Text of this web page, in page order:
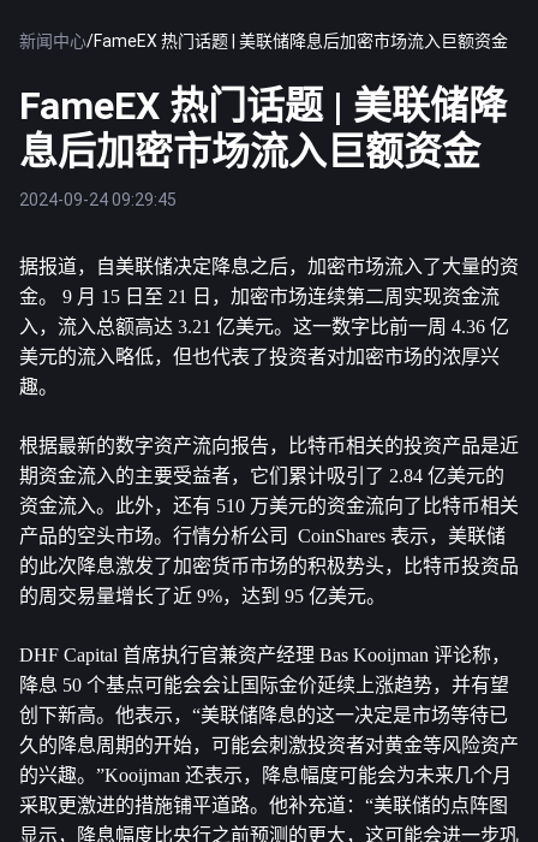
新闻中心/FameEX 热门话题 | 美联储降息后加密市场流入巨额资金
FameEX 热门话题 | 美联储降
息后加密市场流入巨额资金
2024-09-24 09:29:45
据报道，自美联储决定降息之后，加密市场流入了大量的资
金。 9 月 15 日至 21 日，加密市场连续第二周实现资金流
入，流入总额高达 3.21 亿美元。这一数字比前一周 4.36 亿
美元的流入略低，但也代表了投资者对加密市场的浓厚兴
趣。
根据最新的数字资产流向报告， 比特币相关的投资产品是近
期资金流入的主要受益者，它们累计吸引了 2.84 亿美元的
资金流入。此外，还有 510 万美元的资金流向了比特币相关
产品的空头市场。行情分析公司  CoinShares 表示，美联储
的此次降息激发了加密货币市场的积极势头，比特币投资品
的周交易量增长了近 9%，达到 95 亿美元。
DHF Capital 首席执行官兼资产经理 Bas Kooijman 评论称，
降息 50 个基点可能会会让国际金价延续上涨趋势，并有望
创下新高。他表示，“美联储降息的这一决定是市场等待已
久的降息周期的开始，可能会刺激投资者对黄金等风险资产
的兴趣。”Kooijman 还表示，降息幅度可能会为未来几个月
采取更激进的措施铺平道路。他补充道：“美联储的点阵图
显示，降息幅度比央行之前预测的更大，这可能会进一步巩